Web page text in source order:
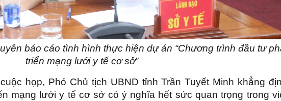
báo cáo tình hình thực hiện dự án “Chương trình đầu tư
triển mạng lưới y tế cơ sở”
họp, Phó Chủ tịch UBND tỉnh Trần Tuyết Minh khẳng
mạng lưới y tế cơ sở có ý nghĩa hết sức quan trọng trong